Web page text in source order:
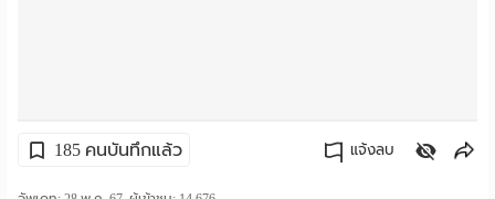
โฆษณา185 คนบันทึกแล้ว แจ้งลบ